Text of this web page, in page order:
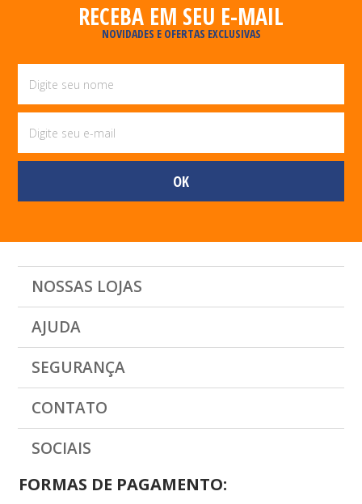
RECEBA EM SEU E-MAIL
NOVIDADES E OFERTAS EXCLUSIVAS
NOSSAS LOJAS
AJUDA
SEGURANÇA
CONTATO
SOCIAIS
FORMAS DE PAGAMENTO: